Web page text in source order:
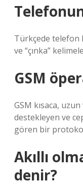
Türkçede telefon
ve “çınka”
GSM
GSM kısaca,
destekleyen ve
gören bir
Akıllı
denir?